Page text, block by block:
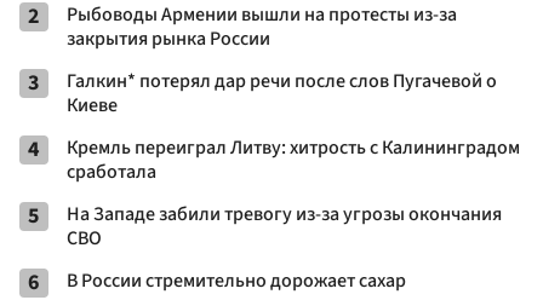
2
Рыбоводы Армении вышли на протесты из-за
закрытия рынка России
3
Галкин* потерял дар речи после слов Пугачевой о
Киеве
4
Кремль переиграл Литву: хитрость с Калининградом
сработала
5
На Западе забили тревогу из-за угрозы окончания
СВО
6 В России стремительно дорожает сахар